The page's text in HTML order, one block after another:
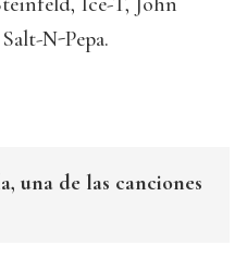
N-Pepa.
una de las canciones